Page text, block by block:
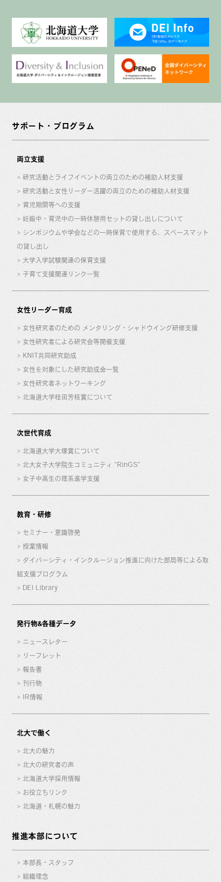
サポート・プログラム
両立支援
研究活動とライフイベントの両立のための補助人材支援
研究活動と女性リーダー活躍の両立のための補助人材支援
育児期間等への支援
妊娠中・育児中の一時休憩用セットの貸し出しについて
シンポジウムや学会などの一時保育で使用する、スペースマット
の貸し出し
大学入学試験関連の保育支援
子育て支援関連リンク一覧
女性リーダー育成
女性研究者のための メンタリング・シャドウイング研修支援
女性研究者による研究会等開催支援
KNIT共同研究助成
女性を対象にした研究助成金一覧
女性研究者ネットワーキング
北海道大学桂田芳枝賞について
次世代育成
北海道大学大塚賞について
北大女子大学院生コミュニティ “RinGS”
女子中高生の理系進学支援
教育・研修
セミナー・意識啓発
授業情報
ダイバーシティ・インクルージョン推進に向けた部局等による取
組支援プログラム
DEI Library
発行物&各種データ
ニュースレター
リーフレット
報告書
刊行物
IR情報
北大で働く
北大の魅力
北大の研究者の声
北海道大学採用情報
お役立ちリンク
北海道・札幌の魅力
推進本部について
本部長・スタッフ
組織理念